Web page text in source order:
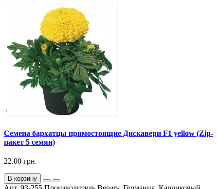
Семена бархатцы прямостоящие Дискавери F1 yellow (Zip-
пакет 5 семян)
22.00 грн.
В корзину